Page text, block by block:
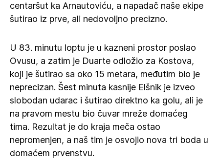
centaršut ka Arnautoviću, a napadač naše ekipe
šutirao iz prve, ali nedovoljno precizno.
U 83. minutu loptu je u kazneni prostor poslao
Ovusu, a zatim je Duarte odložio za Kostova,
koji je šutirao sa oko 15 metara, međutim bio je
neprecizan. Šest minuta kasnije Elšnik je izveo
slobodan udarac i šutirao direktno ka golu, ali je
na pravom mestu bio čuvar mreže domaćeg
tima. Rezultat je do kraja meča ostao
nepromenjen, a naš tim je osvojio nova tri boda u
domaćem prvenstvu.